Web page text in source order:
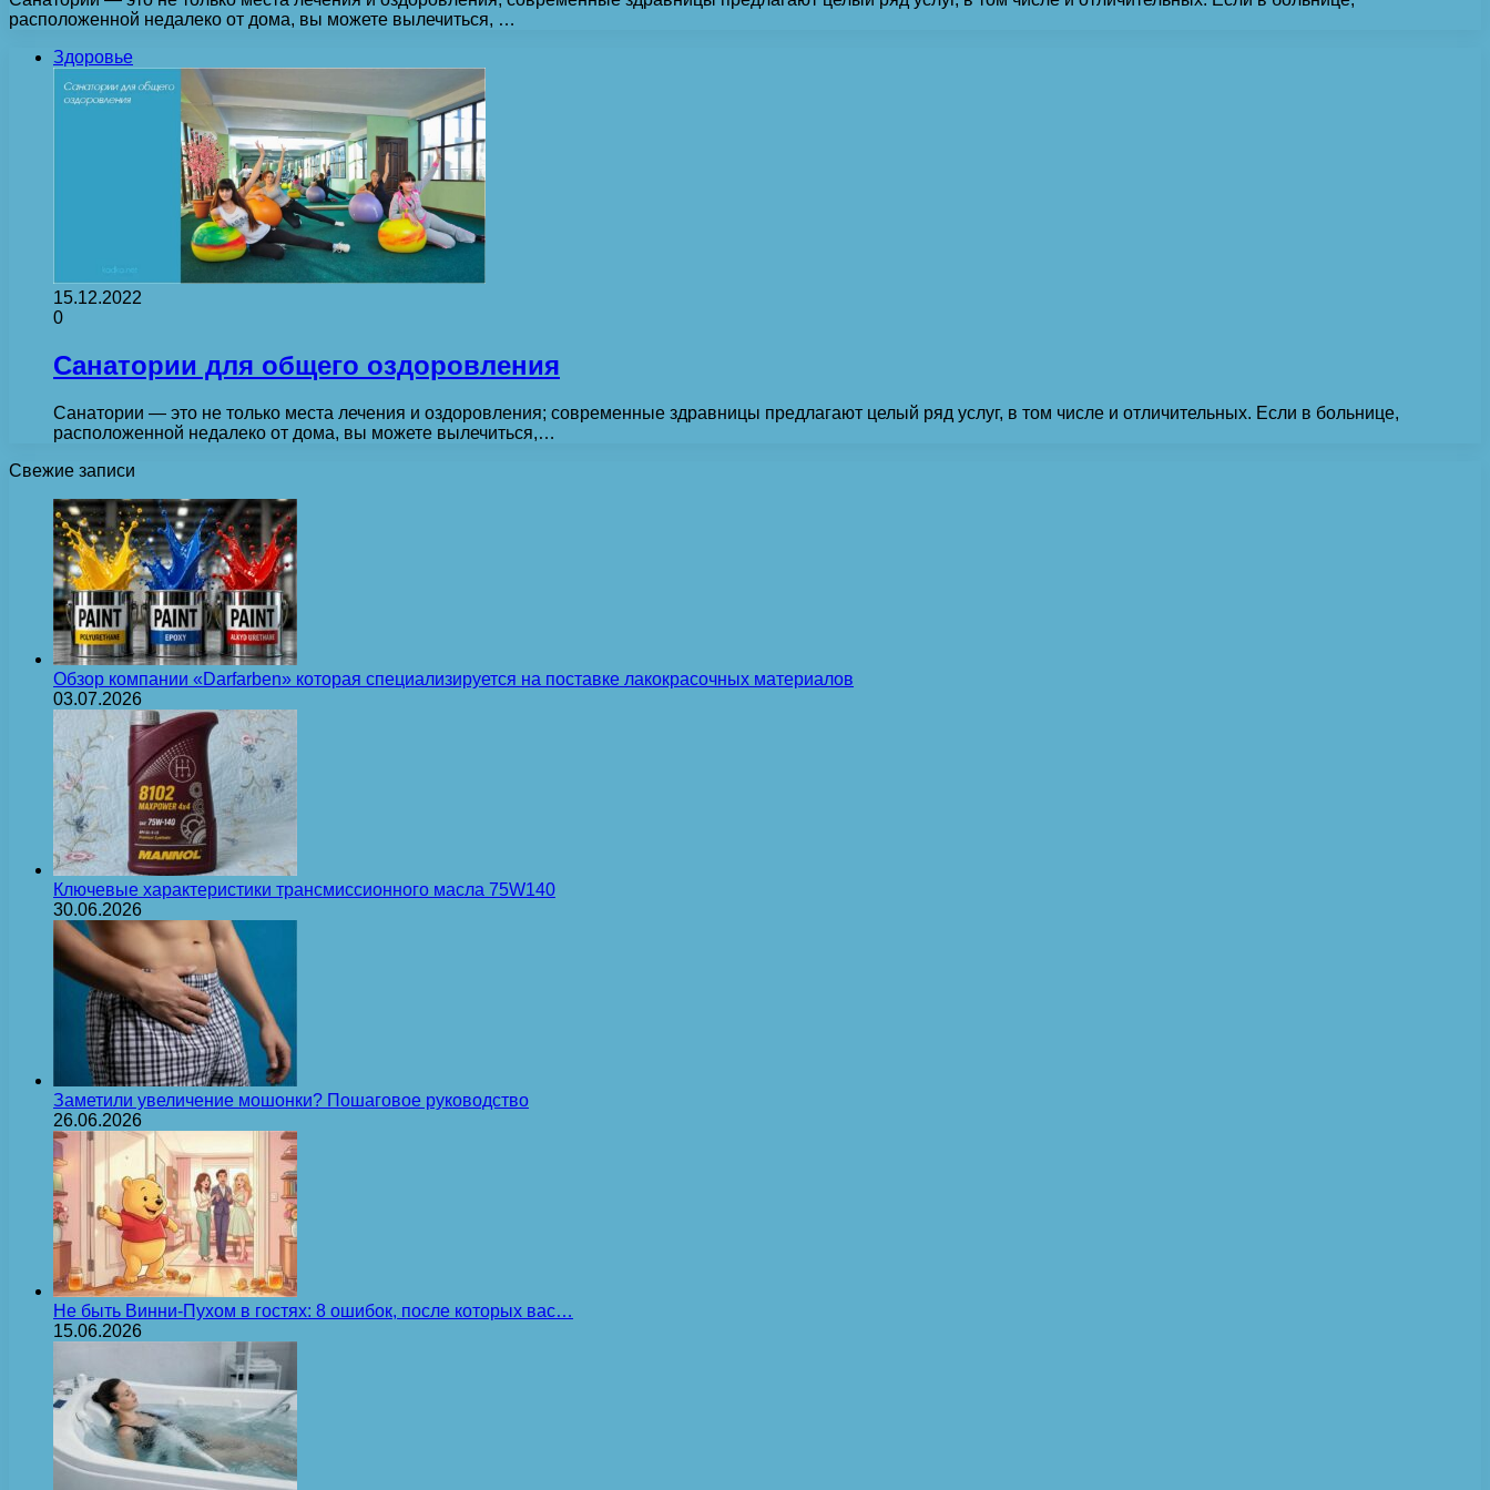
расположенной недалеко от дома, вы можете вылечиться, …
Здоровье
15.12.2022
0
Санатории для общего оздоровления
Санатории — это не только места лечения и оздоровления; современные здравницы предлагают целый ряд услуг, в том числе и отличительных. Если в больнице,
расположенной недалеко от дома, вы можете вылечиться,…
Свежие записи
Обзор компании «Darfarben» которая специализируется на поставке лакокрасочных материалов
03.07.2026
Ключевые характеристики трансмиссионного масла 75W140
30.06.2026
Заметили увеличение мошонки? Пошаговое руководство
26.06.2026
Не быть Винни-Пухом в гостях: 8 ошибок, после которых вас…
15.06.2026